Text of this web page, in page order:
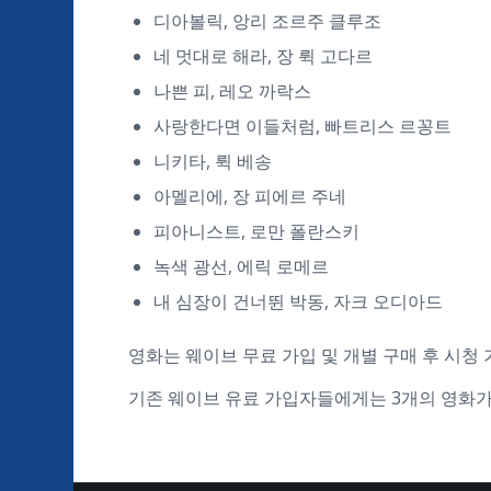
디아볼릭, 앙리 조르주 클루조
네 멋대로 해라, 장 뤽 고다르
나쁜 피, 레오 까락스
사랑한다면 이들처럼, 빠트리스 르꽁트
니키타, 뤽 베송
아멜리에, 장 피에르 주네
피아니스트, 로만 폴란스키
녹색 광선, 에릭 로메르
내 심장이 건너뛴 박동, 자크 오디아드
영화는 웨이브 무료 가입 및 개별 구매 후 시청
기존 웨이브 유료 가입자들에게는 3개의 영화